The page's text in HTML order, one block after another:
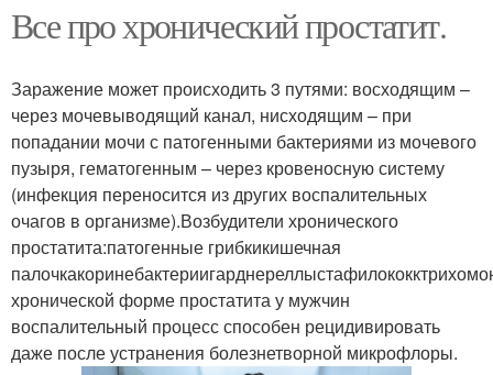
Все про хронический простатит.
Заражение может происходить 3 путями: восходящим –
через мочевыводящий канал, нисходящим – при
попадании мочи с патогенными бактериями из мочевого
пузыря, гематогенным – через кровеносную систему
(инфекция переносится из других воспалительных
очагов в организме).Возбудители хронического
простатита:патогенные грибкикишечная
хронической форме простатита у мужчин
воспалительный процесс способен рецидивировать
даже после устранения болезнетворной микрофлоры.